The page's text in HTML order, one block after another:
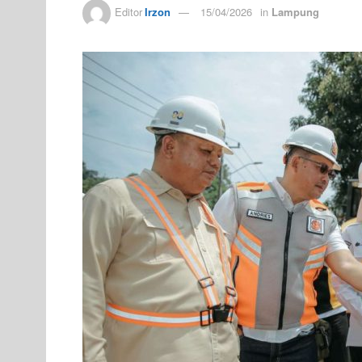
EditorIrzon 15/04/2026 in Lampung